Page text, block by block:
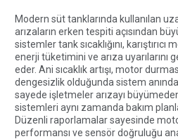
Modern süt tanklarında kullanılan
arızaların erken tespiti açısından
sistemler tank sıcaklığını,
enerji tüketimini ve arıza uyarılarını
eder. Ani sıcaklık artışı, motor
dengesizlik olduğunda sistem
sayede işletmeler arızayı
sistemleri aynı zamanda bakım
Düzenli raporlamalar sayesinde
performansı ve sensör doğruluğu